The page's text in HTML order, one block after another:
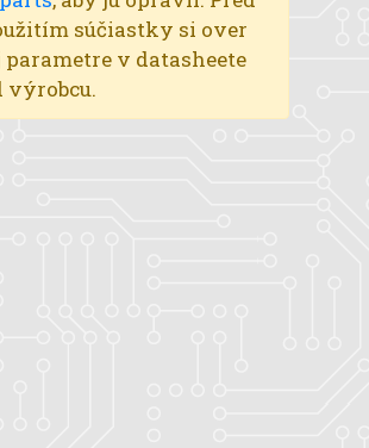
súčiastky si over
parametre v datasheete
výrobcu.